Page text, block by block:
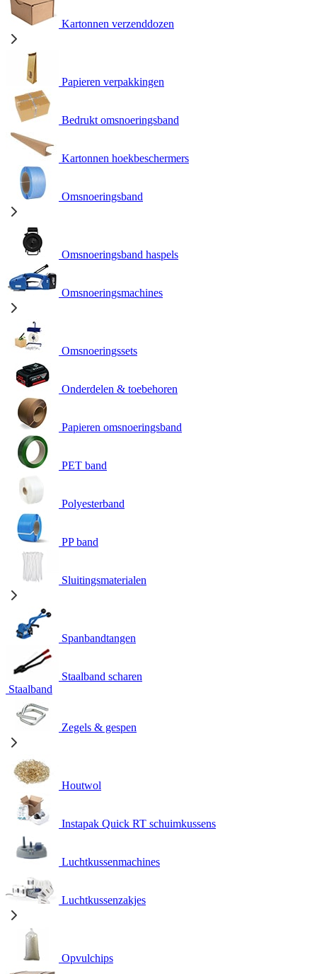
Kartonnen verzenddozen
Papieren verpakkingen
Bedrukt omsnoeringsband
Kartonnen hoekbeschermers
Omsnoeringsband
Omsnoeringsband haspels
Omsnoeringsmachines
Omsnoeringssets
Onderdelen & toebehoren
Papieren omsnoeringsband
PET band
Polyesterband
PP band
Sluitingsmaterialen
Spanbandtangen
Staalband scharen
Staalband
Zegels & gespen
Houtwol
Instapak Quick RT schuimkussens
Luchtkussenmachines
Luchtkussenzakjes
Opvulchips